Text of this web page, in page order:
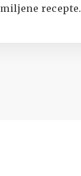
recepte.